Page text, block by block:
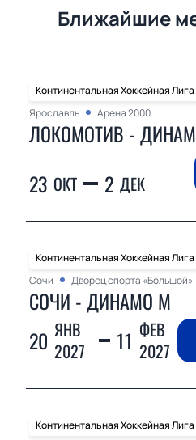
Ближайшие
Континентальная Хоккейная Лига
Ярославль
Арена 2000
ЛОКОМОТИВ -
23 ОКТ 2 ДЕК
Континентальная Хоккейная Лига
Сочи
Дворец спорта «Большой»
СОЧИ - ДИНАМО М
20 ЯНВ
2027
11 ФЕВ
2027
Континентальная Хоккейная Лига